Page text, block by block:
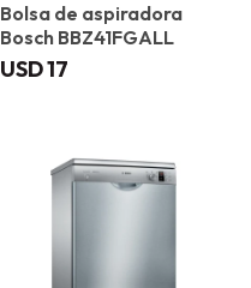
Bolsa de aspiradora
Bosch BBZ41FGALL
USD17